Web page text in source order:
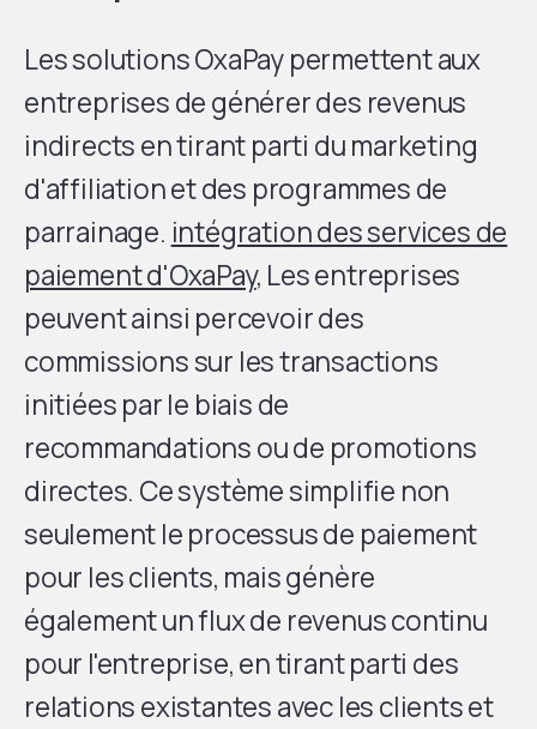
Les solutions OxaPay permettent aux
entreprises de générer des revenus
indirects en tirant parti du marketing
d'affiliation et des programmes de
parrainage. intégration des services de
paiement d'OxaPay, Les entreprises
peuvent ainsi percevoir des
commissions sur les transactions
initiées par le biais de
recommandations ou de promotions
directes. Ce système simplifie non
seulement le processus de paiement
pour les clients, mais génère
également un flux de revenus continu
pour l'entreprise, en tirant parti des
relations existantes avec les clients et